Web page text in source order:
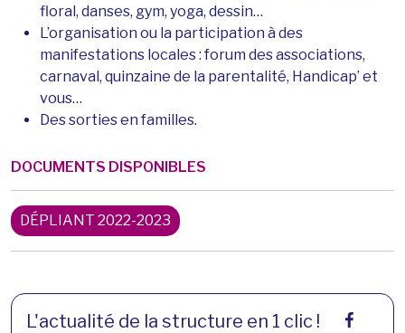
floral, danses, gym, yoga, dessin…
L’organisation ou la participation à des
manifestations locales : forum des associations,
carnaval, quinzaine de la parentalité, Handicap’ et
vous…
Des sorties en familles.
DOCUMENTS DISPONIBLES
DÉPLIANT 2022-2023
L'actualité de la structure en 1 clic !